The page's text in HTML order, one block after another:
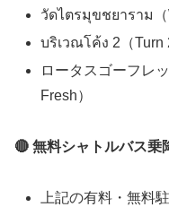
วัดไตรมุขชยาราม（
บริเวณโค้ง 2（Turn
ロータスゴーフレ
Fresh）
🔴 無料シャトルバス
上記の有料・無料